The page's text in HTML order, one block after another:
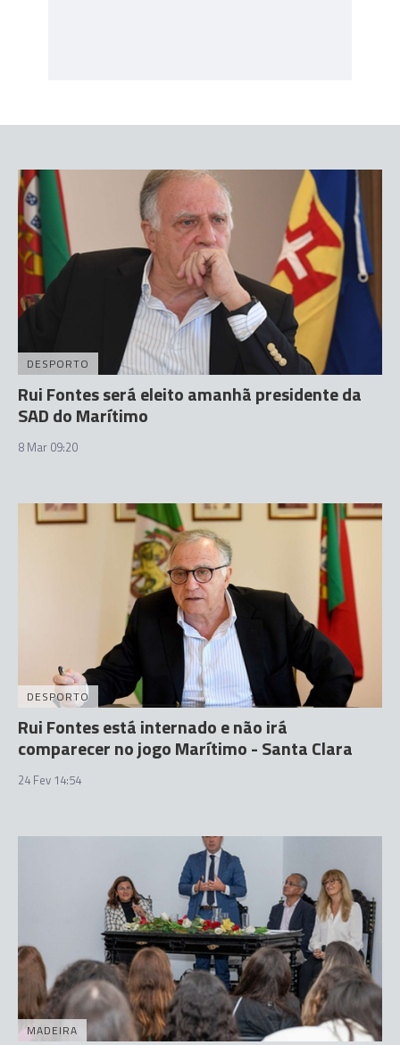
DESPORTO
Rui Fontes será eleito amanhã presidente da
SAD do Marítimo
8 Mar 09:20
DESPORTO
Rui Fontes está internado e não irá
comparecer no jogo Marítimo - Santa Clara
24 Fev 14:54
MADEIRA